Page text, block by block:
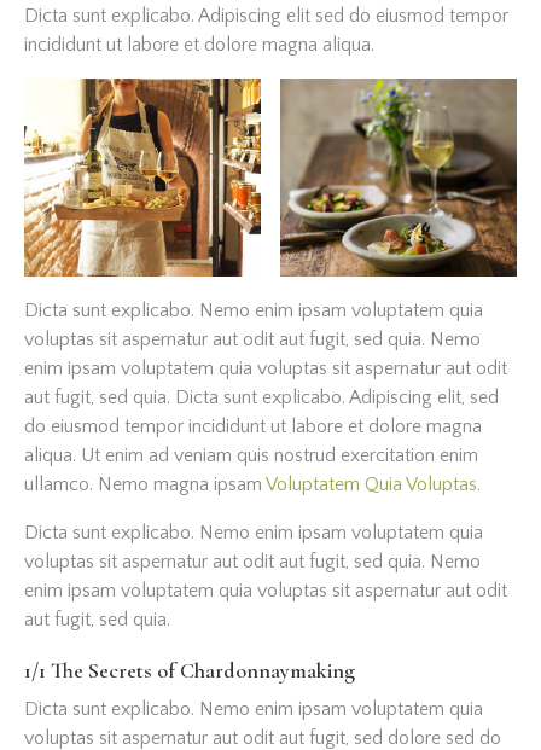
Dicta sunt explicabo. Adipiscing elit sed do eiusmod tempor
incididunt ut labore et dolore magna aliqua.
Dicta sunt explicabo. Nemo enim ipsam voluptatem quia
voluptas sit aspernatur aut odit aut fugit, sed quia. Nemo
enim ipsam voluptatem quia voluptas sit aspernatur aut odit
aut fugit, sed quia. Dicta sunt explicabo. Adipiscing elit, sed
do eiusmod tempor incididunt ut labore et dolore magna
aliqua. Ut enim ad veniam quis nostrud exercitation enim
ullamco. Nemo magna ipsam Voluptatem Quia Voluptas.
Dicta sunt explicabo. Nemo enim ipsam voluptatem quia
voluptas sit aspernatur aut odit aut fugit, sed quia. Nemo
enim ipsam voluptatem quia voluptas sit aspernatur aut odit
aut fugit, sed quia.
1/1 The Secrets of Chardonnaymaking
Dicta sunt explicabo. Nemo enim ipsam voluptatem quia
voluptas sit aspernatur aut odit aut fugit, sed dolore sed do